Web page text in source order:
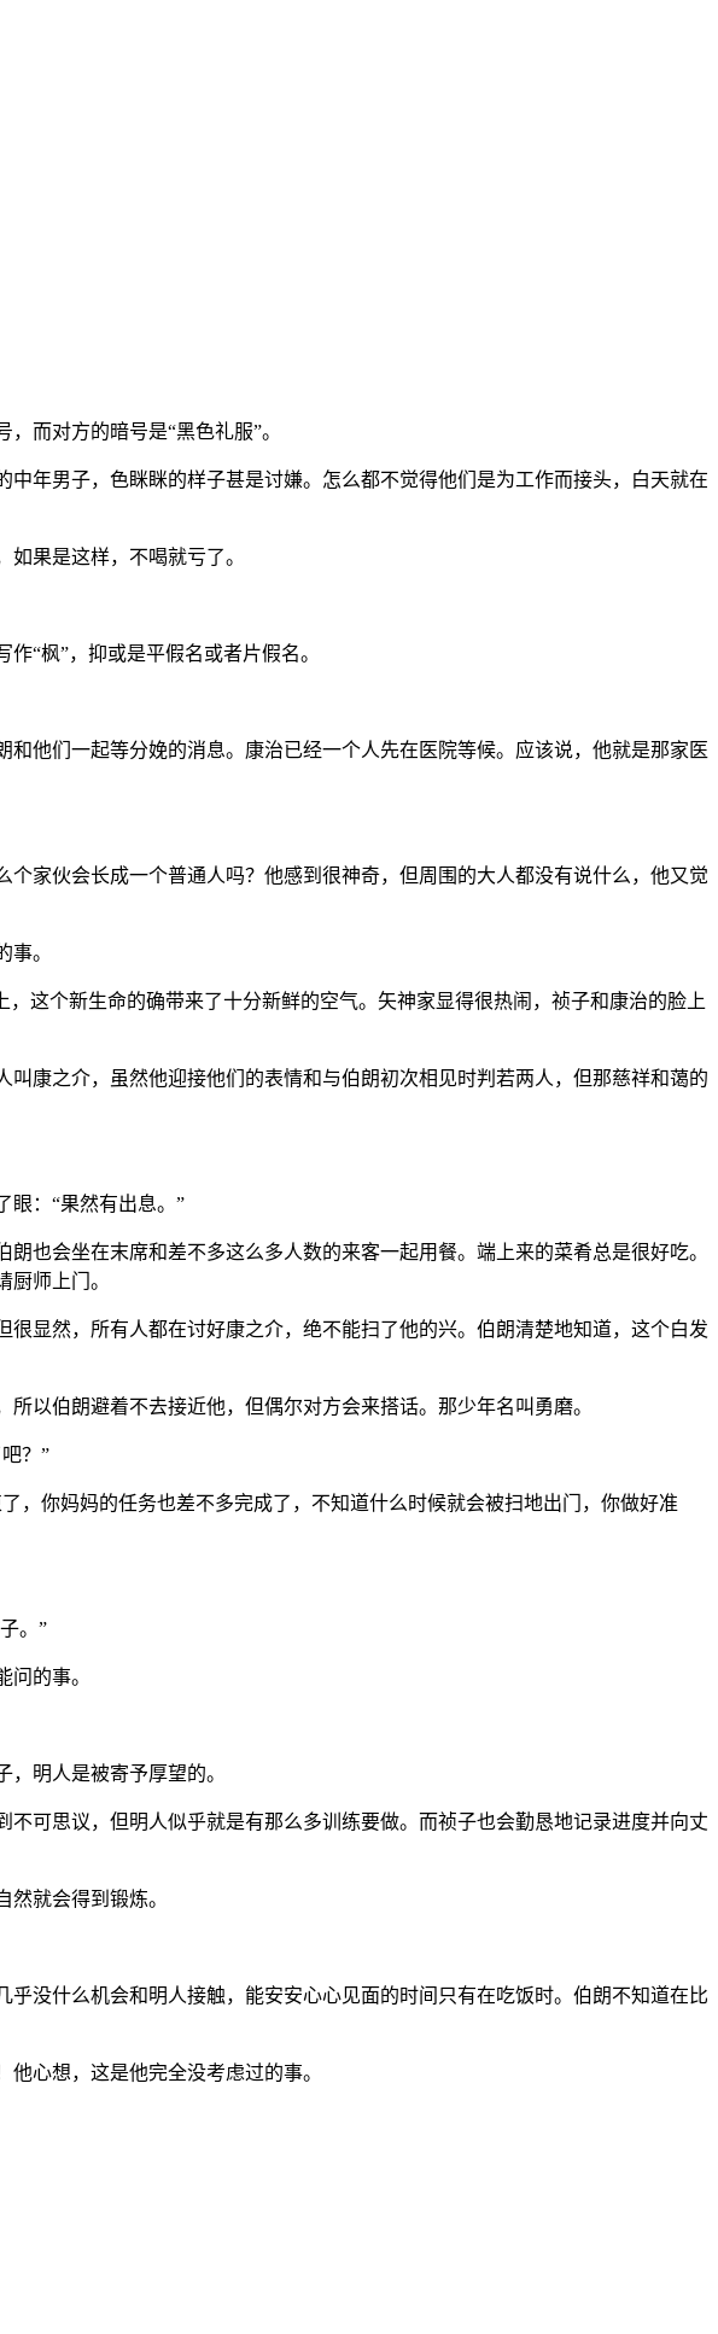
而对方的暗号是“黑色礼服”。
年男子，色眯眯的样子甚是讨嫌。怎么都不觉得他们是为工作而接头，白天就在
果是这样，不喝就亏了。
“枫”，抑或是平假名或者片假名。
他们一起等分娩的消息。康治已经一个人先在医院等候。应该说，他就是那家医
家伙会长成一个普通人吗？他感到很神奇，但周围的大人都没有说什么，他又觉
。
这个新生命的确带来了十分新鲜的空气。矢神家显得很热闹，祯子和康治的脸上
康之介，虽然他迎接他们的表情和与伯朗初次相见时判若两人，但那慈祥和蔼的
眼：“果然有出息。”
也会坐在末席和差不多这么多人数的来客一起用餐。端上来的菜肴总是很好吃。
师上门。
显然，所有人都在讨好康之介，绝不能扫了他的兴。伯朗清楚地知道，这个白发
以伯朗避着不去接近他，但偶尔对方会来搭话。那少年名叫勇磨。
？”
，你妈妈的任务也差不多完成了，不知道什么时候就会被扫地出门，你做好准
。”
的事。
明人是被寄予厚望的。
可思议，但明人似乎就是有那么多训练要做。而祯子也会勤恳地记录进度并向丈
就会得到锻炼。
没什么机会和明人接触，能安安心心见面的时间只有在吃饭时。伯朗不知道在比
心想，这是他完全没考虑过的事。